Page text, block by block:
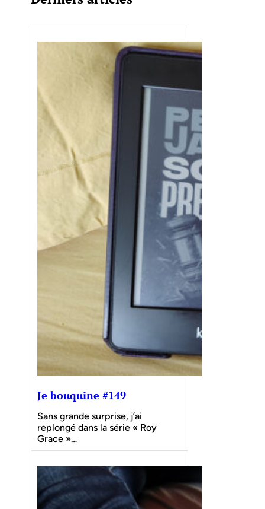
Je bouquine #149
Sans grande surprise, j’ai
replongé dans la série « Roy
Grace »…